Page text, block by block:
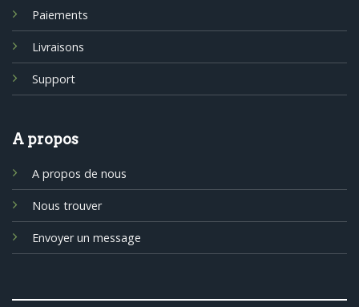
Paiements
Livraisons
Support
A propos
A propos de nous
Nous trouver
Envoyer un message